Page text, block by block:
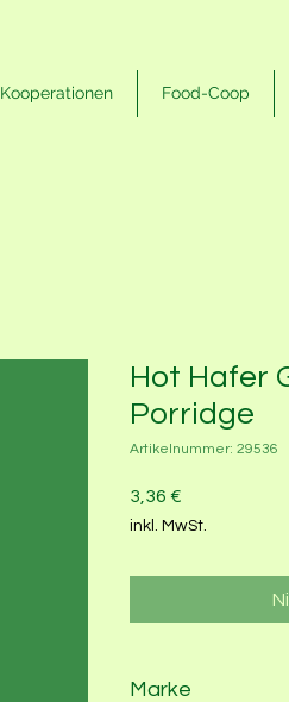
Kooperationen Food-Coop
Hot Hafer
Porridge
Artikelnummer: 29536
3,36 €
inkl. MwSt.
Marke